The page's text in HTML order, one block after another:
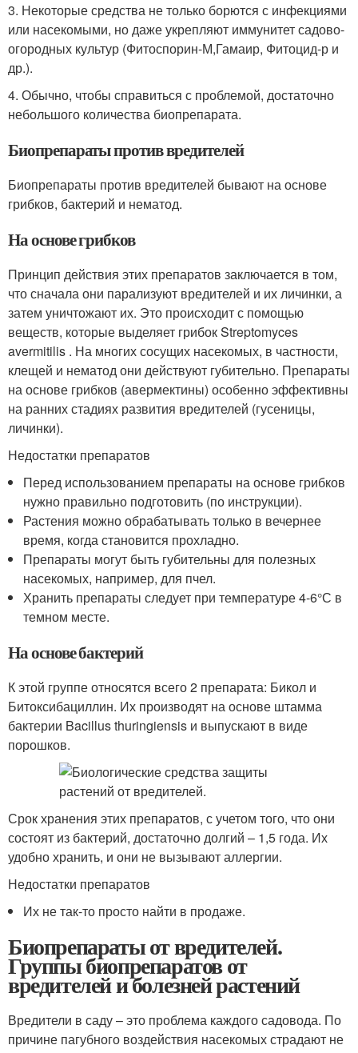
3. Некоторые средства не только борются с инфекциями
или насекомыми, но даже укрепляют иммунитет садово-
огородных культур (Фитоспорин-М,Гамаир, Фитоцид-р и
др.).
4. Обычно, чтобы справиться с проблемой, достаточно
небольшого количества биопрепарата.
Биопрепараты против вредителей
Биопрепараты против вредителей бывают на основе
грибков, бактерий и нематод.
На основе грибков
Принцип действия этих препаратов заключается в том,
что сначала они парализуют вредителей и их личинки, а
затем уничтожают их. Это происходит с помощью
веществ, которые выделяет грибок Streptomyces
avermitilis . На многих сосущих насекомых, в частности,
клещей и нематод они действуют губительно. Препараты
на основе грибков (авермектины) особенно эффективны
на ранних стадиях развития вредителей (гусеницы,
личинки).
Недостатки препаратов
Перед использованием препараты на основе грибков
нужно правильно подготовить (по инструкции).
Растения можно обрабатывать только в вечернее
время, когда становится прохладно.
Препараты могут быть губительны для полезных
насекомых, например, для пчел.
Хранить препараты следует при температуре 4-6°С в
темном месте.
На основе бактерий
К этой группе относятся всего 2 препарата: Бикол и
Битоксибациллин. Их производят на основе штамма
бактерии Bacillus thuringiensis и выпускают в виде
порошков.
Срок хранения этих препаратов, с учетом того, что они
состоят из бактерий, достаточно долгий – 1,5 года. Их
удобно хранить, и они не вызывают аллергии.
Недостатки препаратов
Их не так-то просто найти в продаже.
Биопрепараты от вредителей.
Группы биопрепаратов от
вредителей и болезней растений
Вредители в саду – это проблема каждого садовода. По
причине пагубного воздействия насекомых страдают не